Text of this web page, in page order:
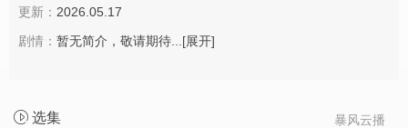
更新： 2026.05.17
剧情： 暂无简介，敬请期待... [展开]
暴风云播
选集